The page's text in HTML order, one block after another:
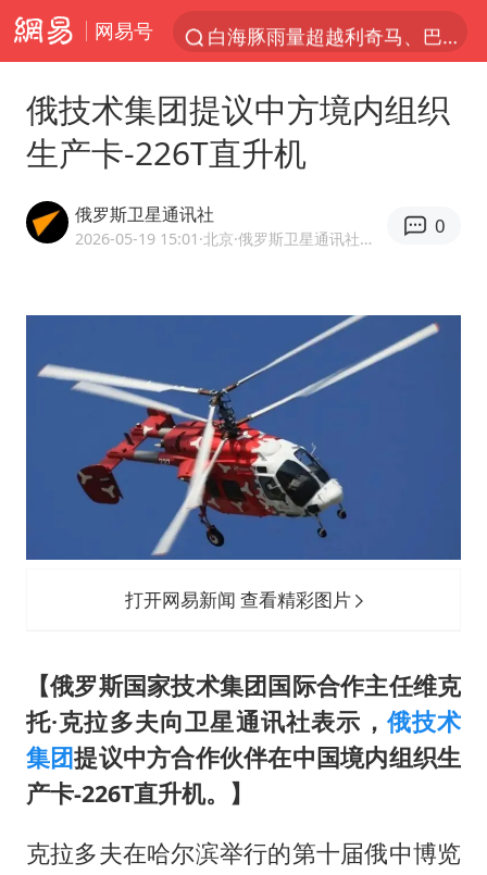
网易号
上海地铁4条线路全线停运
白海豚路径图
律师谈贾冰私人饭局被偷拍
多地银行上调存款利率
NBA传奇教练老尼尔森去世
从科技创新看开局起步的时与势
俄技术集团提议中方境内组织
生产卡-226T直升机
俄罗斯卫星通讯社
2026-05-19 15:01 ·北京 ·俄罗斯卫星通讯社官方网易号
0
打开网易新闻 查看精彩图片
【俄罗斯国家技术集团国际合作主任维克
托·克拉多夫向卫星通讯社表示， 俄技术
集团提议中方合作伙伴在中国境内组织生
产卡-226T直升机。 】
克拉多夫在哈尔滨举行的第十届俄中博览